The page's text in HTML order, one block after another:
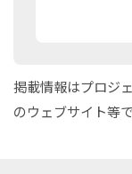
掲載情報はプロジ
のウェブサイト等